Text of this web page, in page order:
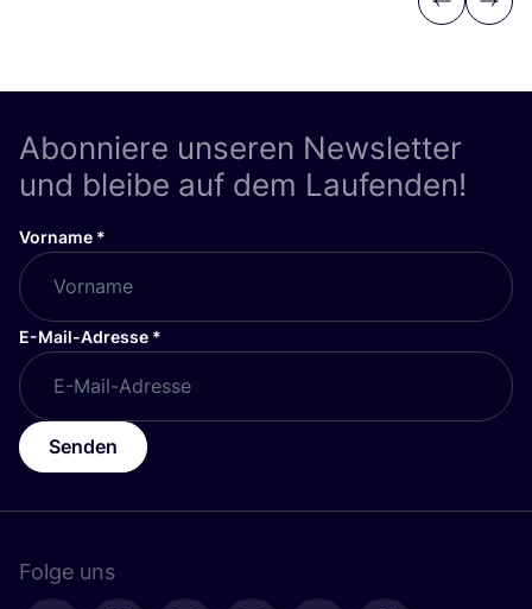
Previous
Next
Abonniere unseren Newsletter
und bleibe auf dem Laufenden!
Vorname *
E-Mail-Adresse *
Senden
Folge uns